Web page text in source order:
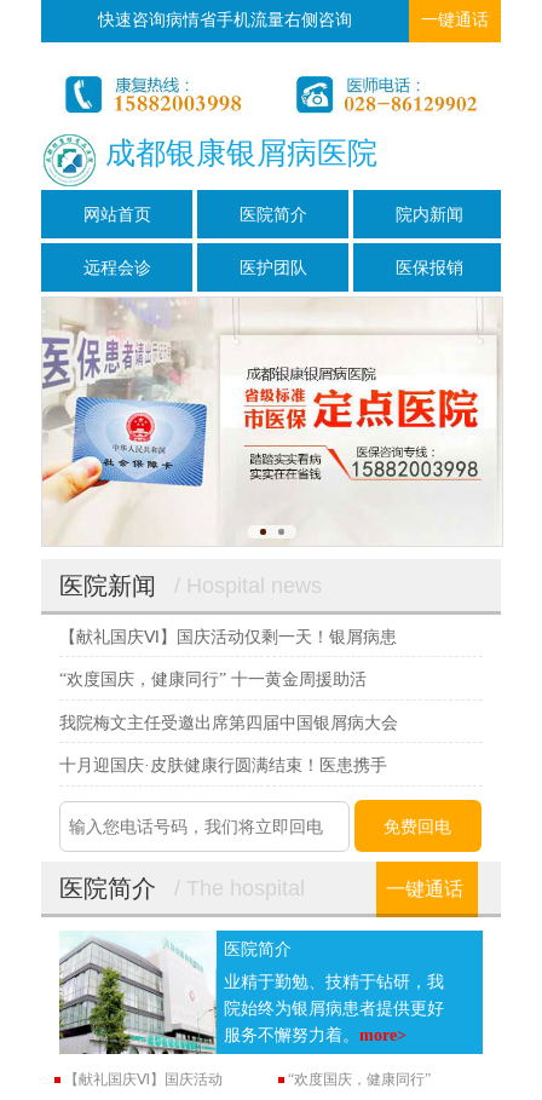
快速咨询病情省手机流量右侧咨询 一键通话
成都银康银屑病医院
网站首页 医院简介 院内新闻
远程会诊 医护团队 医保报销
医院新闻 / Hospital news
【献礼国庆Ⅵ】国庆活动仅剩一天！银屑病患
“欢度国庆，健康同行” 十一黄金周援助活
我院梅文主任受邀出席第四届中国银屑病大会
十月迎国庆·皮肤健康行圆满结束！医患携手
医院简介 / The hospital 一键通话
医院简介
业精于勤勉、技精于钻研，我
院始终为银屑病患者提供更好
服务不懈努力着。more>
【献礼国庆Ⅵ】国庆活动
“欢度国庆，健康同行”